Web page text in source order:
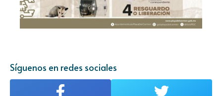
Síguenos en redes sociales